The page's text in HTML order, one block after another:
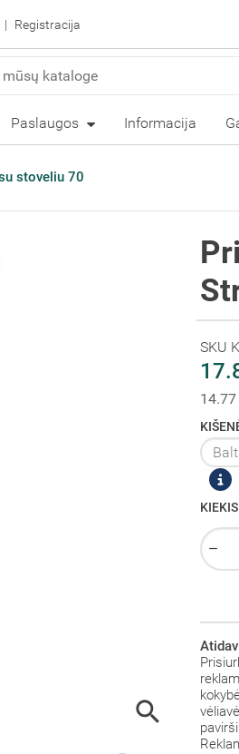
Registracija
Paslaugos Informacija
stoveliu 70

SKU
KIEKIS